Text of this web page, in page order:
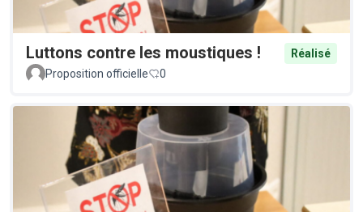
Luttons contre les moustiques !
Réalisé
Proposition officielle
0